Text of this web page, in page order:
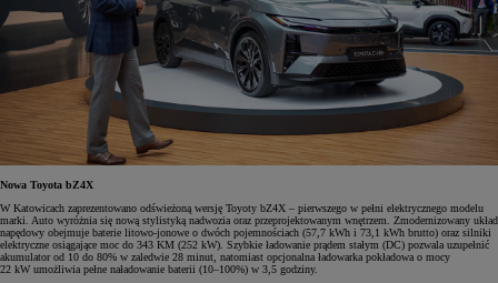
Nowa Toyota bZ4X
W Katowicach zaprezentowano odświeżoną wersję Toyoty bZ4X – pierwszego w pełni elektrycznego modelu
marki. Auto wyróżnia się nową stylistyką nadwozia oraz przeprojektowanym wnętrzem. Zmodernizowany układ
napędowy obejmuje baterie litowo-jonowe o dwóch pojemnościach (57,7 kWh i 73,1 kWh brutto) oraz silniki
elektryczne osiągające moc do 343 KM (252 kW). Szybkie ładowanie prądem stałym (DC) pozwala uzupełnić
akumulator od 10 do 80% w zaledwie 28 minut, natomiast opcjonalna ładowarka pokładowa o mocy
22 kW umożliwia pełne naładowanie baterii (10–100%) w 3,5 godziny.